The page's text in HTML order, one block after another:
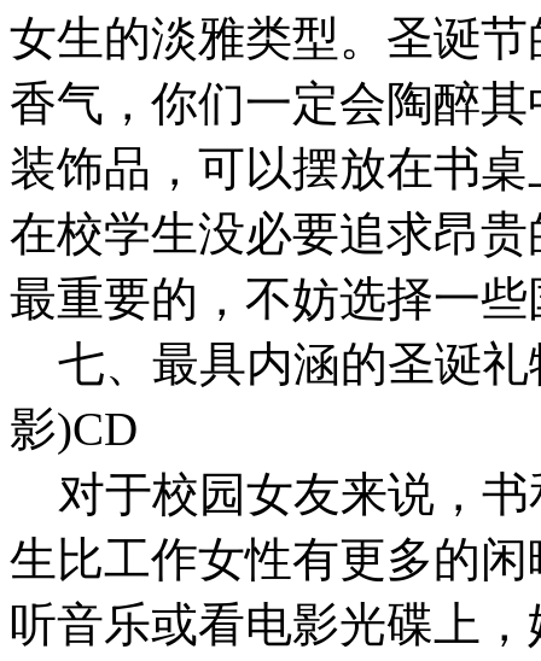
女生的淡雅类型。圣诞
香气，你们一定会陶醉
装饰品，可以摆放在书
在校学生没必要追求昂
最重要的，不妨选择一
七、最具内涵的圣诞礼
影)CD
对于校园女友来说，书
生比工作女性有更多的
听音乐或看电影光碟上